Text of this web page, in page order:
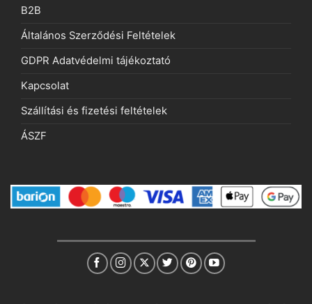
B2B
Általános Szerződési Feltételek
GDPR Adatvédelmi tájékoztató
Kapcsolat
Szállítási és fizetési feltételek
ÁSZF